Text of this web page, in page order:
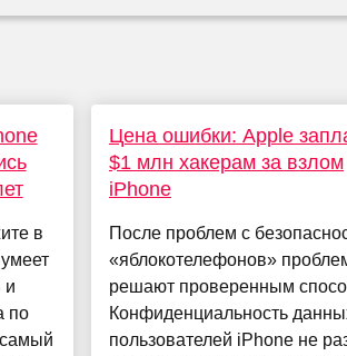
в
и
по
Цена ошибки: Apple
$1 млн хакерам за взлом
iPhone
После проблем с
«яблокотелефонов»
решают проверенным
Конфиденциальность
пользователей iPhone не